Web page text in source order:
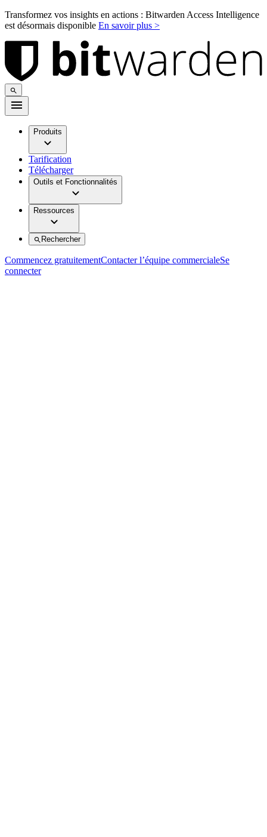
Transformez vos insights en actions : Bitwarden Access Intelligence
est désormais disponible En savoir plus >
Produits
Tarification
Télécharger
Outils et Fonctionnalités
Ressources
Rechercher
Commencez gratuitementContacter l’équipe commercialeSe
connecter